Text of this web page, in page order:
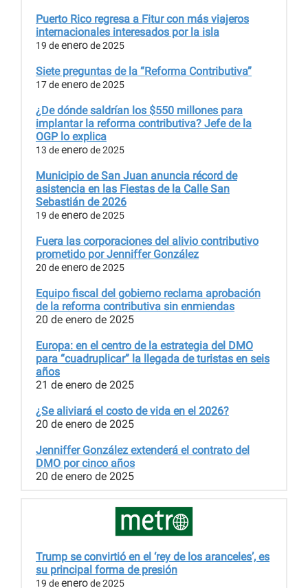
Puerto Rico regresa a Fitur con más viajeros
internacionales interesados por la isla
19 deenerode 2025
Siete preguntas de la “Reforma Contributiva”
17 deenerode 2025
¿De dónde saldrían los $550 millones para
implantar la reforma contributiva? Jefe de la
OGP lo explica
13 deenerode 2025
Municipio de San Juan anuncia récord de
asistencia en las Fiestas de la Calle San
Sebastián de 2026
19 deenerode 2025
Fuera las corporaciones del alivio contributivo
prometido por Jenniffer González
20 deenerode 2025
Equipo fiscal del gobierno reclama aprobación
de la reforma contributiva sin enmiendas
20 de enero de 2025
Europa: en el centro de la estrategia del DMO
para “cuadruplicar” la llegada de turistas en seis
años
21 de enero de 2025
¿Se aliviará el costo de vida en el 2026?
20 de enero de 2025
Jenniffer González extenderá el contrato del
DMO por cinco años
20 de enero de 2025
Trump se convirtió en el ‘rey de los aranceles’, es
su principal forma de presión
19 deenerode 2025